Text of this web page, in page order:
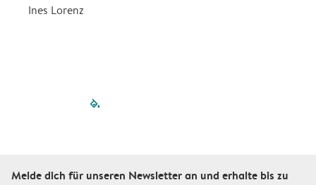
Ines Lorenz
filled-pagination
Melde dich für unseren Newsletter an und erhalte bis zu